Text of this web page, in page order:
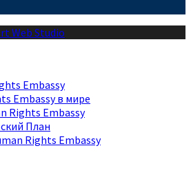
Web Studio
Embassy
Embassy в мире
Rights Embassy
План
Rights Embassy